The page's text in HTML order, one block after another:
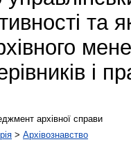
та
і
архівної справи
> Архівознавство